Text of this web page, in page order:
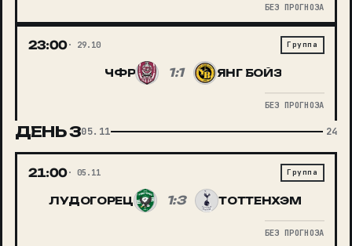
БЕЗ ПРОГНОЗА
23:00 29.10 Группа
ЧФР 1:1 ЯНГ БОЙЗ
БЕЗ ПРОГНОЗА
ДЕНЬ305.11 24
21:00 05.11 Группа
ЛУДОГОРЕЦ 1:3 ТОТТЕНХЭМ
БЕЗ ПРОГНОЗА